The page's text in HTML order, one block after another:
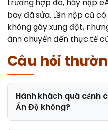
trường hợp đó, hãy nộp
bay đã sửa. Lần nộp cũ
không gây xung đột,
ánh chuyến đến thực tế
Câu hỏi
Hành khách quá cảnh
Ấn Độ không?